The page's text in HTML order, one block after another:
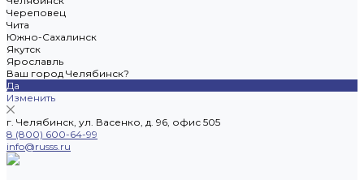
Череповец
Чита
Южно-Сахалинск
Якутск
Ярославль
Ваш город Челябинск?
Да
Изменить
г. Челябинск, ул. Васенко, д. 96, офис 505
8 (800) 600-64-99
info@russs.ru